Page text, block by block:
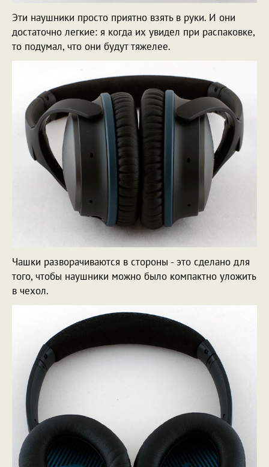
Эти наушники просто приятно взять в руки. И они
достаточно легкие: я когда их увидел при распаковке,
то подумал, что они будут тяжелее.
Чашки разворачиваются в стороны - это сделано для
того, чтобы наушники можно было компактно уложить
в чехол.